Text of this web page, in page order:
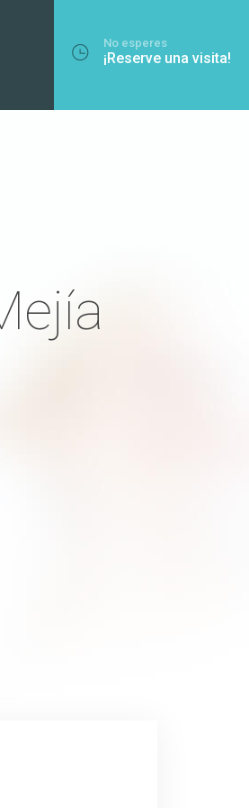
No esperes
¡Reserve una visita!